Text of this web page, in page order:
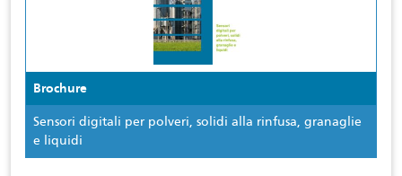
Brochure
Sensori digitali per polveri, solidi alla rinfusa, granaglie
e liquidi